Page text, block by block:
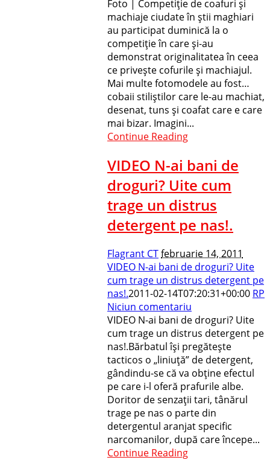
Foto | Competiţie de coafuri şi
machiaje ciudate în ştii maghiari
au participat duminică la o
competiţie în care şi-au
demonstrat originalitatea în ceea
ce priveşte cofurile şi machiajul.
Mai multe fotomodele au fost…
cobaii stiliştilor care le-au machiat,
desenat, tuns şi coafat care e care
mai bizar. Imagini...
Continue Reading
VIDEO N-ai bani de
droguri? Uite cum
trage un distrus
detergent pe nas!.
Flagrant CTfebruarie 14, 2011
VIDEO N-ai bani de droguri? Uite
cum trage un distrus detergent pe
nas!.2011-02-14T07:20:31+00:00 RP
Niciun comentariu
VIDEO N-ai bani de droguri? Uite
cum trage un distrus detergent pe
nas!.Bărbatul îşi pregăteşte
tacticos o „liniuţă” de detergent,
gândindu-se că va obţine efectul
pe care i-l oferă prafurile albe.
Doritor de senzaţii tari, tânărul
trage pe nas o parte din
detergentul aranjat specific
narcomanilor, după care începe...
Continue Reading